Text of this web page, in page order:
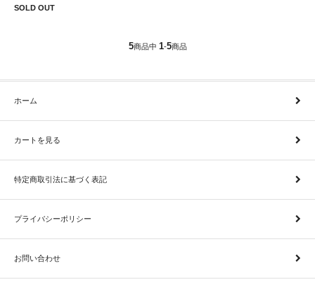
SOLD OUT
5商品中 1-5商品
ホーム
カートを見る
特定商取引法に基づく表記
プライバシーポリシー
お問い合わせ